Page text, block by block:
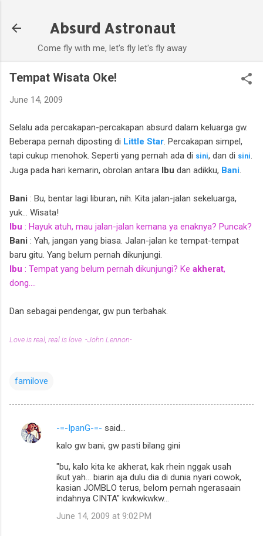
Absurd Astronaut
Come fly with me, let's fly let's fly away
Tempat Wisata Oke!
June 14, 2009
Selalu ada percakapan-percakapan absurd dalam keluarga gw.
Beberapa pernah diposting di Little Star . Percakapan simpel,
tapi cukup menohok. Seperti yang pernah ada di sini, dan di sini
Juga pada hari kemarin, obrolan antara Ibu dan adikku, Bani
Bani : Bu, bentar lagi liburan, nih. Kita jalan-jalan sekeluarga,
yuk... Wisata!
Ibu : Hayuk atuh, mau jalan-jalan kemana ya enaknya? Puncak?
Bani : Yah, jangan yang biasa. Jalan-jalan ke tempat-tempat
baru gitu. Yang belum pernah dikunjungi.
Ibu : Tempat yang belum pernah dikunjungi? Ke akherat,
dong....
Dan sebagai pendengar, gw pun terbahak.
Love is real, real is love. -John Lennon-
familove
C
-=-IpanG-=- said…
kalo gw bani, gw pasti bilang gini
"bu, kalo kita ke akherat, kak rhein nggak usah
ikut yah... biarin aja dulu dia di dunia nyari cowok,
kasian JOMBLO terus, belom pernah ngerasaain
indahnya CINTA" kwkwkwkw...
June 14, 2009 at 9:02 PM